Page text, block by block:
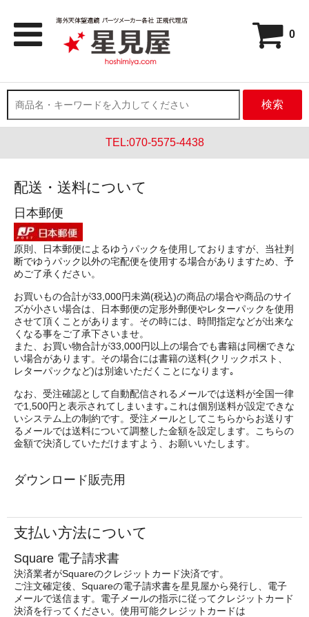
0
検索
TEL:070-5575-4438
配送・送料について
日本郵便
原則、日本郵便によるゆうパックを使用しておりますが、当社判
断でゆうパック以外の宅配便を使用する場合がありますため、予
めご了承ください。
お買いもの合計が33,000円未満(税込)の商品の場合や商品のサイ
ズが小さい場合は、日本郵便の定形外郵便やレターパックを使用
させて頂くことがあります。その時には、時間指定などが出来な
くなる事をご了承下さいませ。
また、お買い物合計が33,000円以上の場合でも書籍は同梱できな
い場合があります。その場合には書籍の送料(クリックポスト、
レターパックなど)は別途いただくことになります｡
なお、受注確認として自動配信されるメールでは送料が全国一律
で1,500円と表示されてしまいます｡これは個別送料が設定できな
いシステム上の制約です。受注メールとしてこちらからお送りす
るメールでは送料について調整した金額を設定します。こちらの
金額で決済していただけますよう、お願いいたします。
ダウンロード販売用
支払い方法について
Square 電子請求書
決済業者がSquareのクレジットカード決済です。
ご注文確定後、Squareの電子請求書を星見屋から発行し、電子
メールで送信ます。電子メールの指示に従ってクレジットカード
決済を行ってください。使用可能クレジットカードは